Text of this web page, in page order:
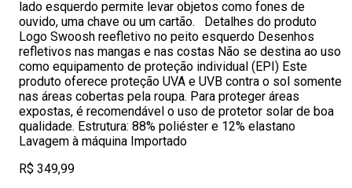
lado esquerdo permite levar objetos como fones de
ouvido, uma chave ou um cartão. Detalhes do produto
Logo Swoosh reefletivo no peito esquerdo Desenhos
refletivos nas mangas e nas costas Não se destina ao uso
como equipamento de proteção individual (EPI) Este
produto oferece proteção UVA e UVB contra o sol somente
nas áreas cobertas pela roupa. Para proteger áreas
expostas, é recomendável o uso de protetor solar de boa
qualidade. Estrutura: 88% poliéster e 12% elastano
Lavagem à máquina Importado
R$ 349,99